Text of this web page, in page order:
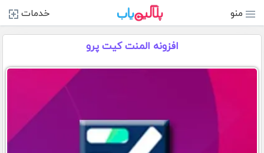
منو خدمات
افزونه المنت کیت پرو